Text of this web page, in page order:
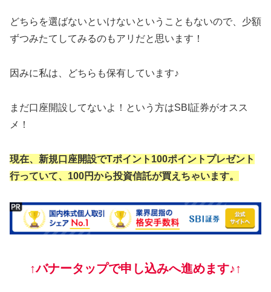
どちらを選ばないといけないということもないので、少額
ずつみたてしてみるのもアリだと思います！
因みに私は、どちらも保有しています♪
まだ口座開設してないよ！という方はSBI証券がオスス
メ！
現在、新規口座開設でTポイント100ポイントプレゼント
行っていて、100円から投資信託が買えちゃいます。
↑バナータップで申し込みへ進めます♪↑